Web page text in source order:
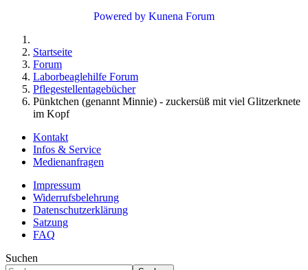
Powered by Kunena Forum
Startseite
Forum
Laborbeaglehilfe Forum
Pflegestellentagebücher
Pünktchen (genannt Minnie) - zuckersüß mit viel Glitzerknete
im Kopf
Kontakt
Infos & Service
Medienanfragen
Impressum
Widerrufsbelehrung
Datenschutzerklärung
Satzung
FAQ
Suchen